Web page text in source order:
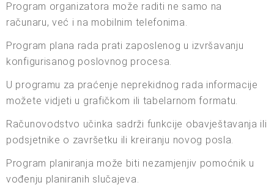
Program organizatora može raditi ne samo na
računaru, već i na mobilnim telefonima.
Program plana rada prati zaposlenog u izvršavanju
konfigurisanog poslovnog procesa.
U programu za praćenje neprekidnog rada informacije
možete vidjeti u grafičkom ili tabelarnom formatu.
Računovodstvo učinka sadrži funkcije obavještavanja ili
podsjetnike o završetku ili kreiranju novog posla.
Program planiranja može biti nezamjenjiv pomoćnik u
vođenju planiranih slučajeva.